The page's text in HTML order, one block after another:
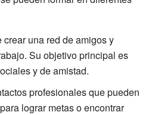
crear una red de amigos y
Su objetivo principal es
y de amistad.
profesionales que pueden
lograr metas o encontrar